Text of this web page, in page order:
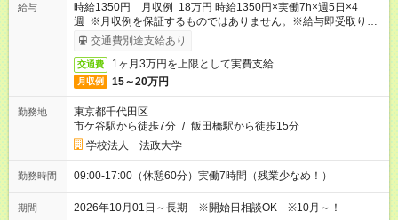
給与
時給1350円 月収例 18万円 時給1350円×実働7h×週5日×4
週 ※月収例を保証するものではありません。※給与即受取りサ
ービス利用可（利用条件有）
交通費別途支給あり
交通費 1ヶ月3万円を上限として実費支給
月収例 15～20万円
勤務地
東京都千代田区
市ケ谷駅から徒歩7分 / 飯田橋駅から徒歩15分
学校法人 法政大学
勤務時間 09:00-17:00（休憩60分）実働7時間（残業少なめ！）
期間 2026年10月01日～長期 ※開始日相談OK ※10月～！